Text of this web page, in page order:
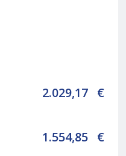
2.029,17 €
1.554,85 €